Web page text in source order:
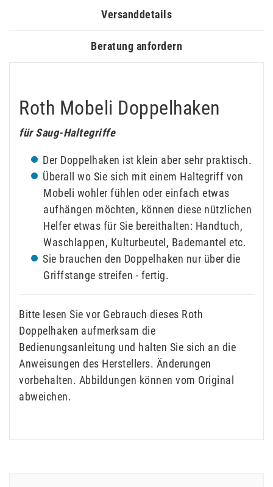
Versanddetails
Beratung anfordern
Roth Mobeli Doppelhaken
für Saug-Haltegriffe
Der Doppelhaken ist klein aber sehr praktisch.
Überall wo Sie sich mit einem Haltegriff von
Mobeli wohler fühlen oder einfach etwas
aufhängen möchten, können diese nützlichen
Helfer etwas für Sie bereithalten: Handtuch,
Waschlappen, Kulturbeutel, Bademantel etc.
Sie brauchen den Doppelhaken nur über die
Griffstange streifen - fertig.
Bitte lesen Sie vor Gebrauch dieses Roth
Doppelhaken aufmerksam die
Bedienungsanleitung und halten Sie sich an die
Anweisungen des Herstellers. Änderungen
vorbehalten. Abbildungen können vom Original
abweichen.